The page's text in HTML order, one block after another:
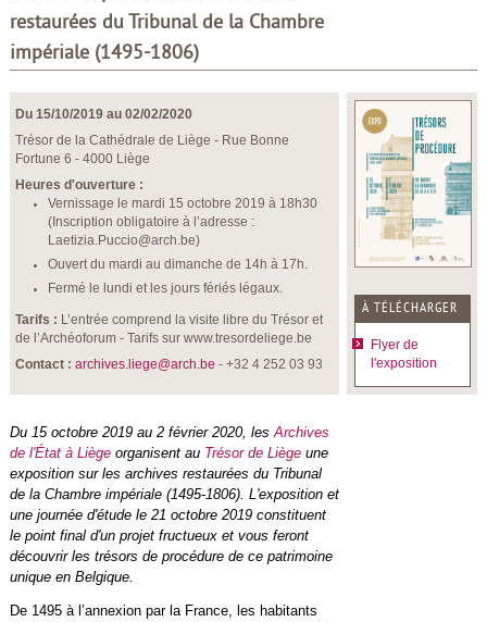
restaurées du Tribunal de la Chambre
impériale (1495-1806)
Du 15/10/2019 au 02/02/2020
Trésor de la Cathédrale de Liège - Rue Bonne
Fortune 6 - 4000 Liège
Heures d'ouverture :
Vernissage le mardi 15 octobre 2019 à 18h30
(Inscription obligatoire à l’adresse :
Laetizia.Puccio@arch.be)
Ouvert du mardi au dimanche de 14h à 17h.
Fermé le lundi et les jours fériés légaux.
Tarifs :
L’entrée comprend la visite libre du Trésor et
de l’Archéoforum - Tarifs sur www.tresordeliege.be
Contact : archives.liege@arch.be - +32 4 252 03 93
Du 15 octobre 2019 au 2 février 2020, les Archives
de l'État à Liègeorganisent au Trésor de Liègeune
exposition sur les archives restaurées du Tribunal
de la Chambre impériale (1495-1806). L'exposition et
une journée d'étude le 21 octobre 2019 constituent
le point final d'un projet fructueux et vous feront
découvrir les trésors de procédure de ce patrimoine
unique en Belgique.
De 1495 à l’annexion par la France, les habitants
À TÉLÉCHARGER
Flyer de
l'exposition